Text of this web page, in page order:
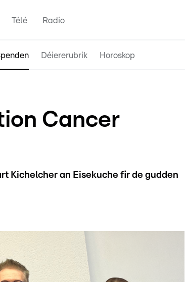
Télé Radio
Déiererubrik Horoskop
Cancer
Kichelcher an Eisekuche fir de gudden